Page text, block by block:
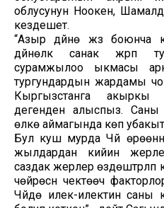
облусунун Ноокен,
кездешет.
“Азыр дүйнө жүзү
дүйнөлүк санак жүрүп
сурамжылоо ыкмасы
тургундардын жардамы
Кыргызстанга
дегенден алыспыз.
өлкө аймагында көп
Бул куш мурда Чүй
жылдардан кийин
саздак жерлер
чөйрөсүн чектөөчү
Чүйдө илек-илектин саны